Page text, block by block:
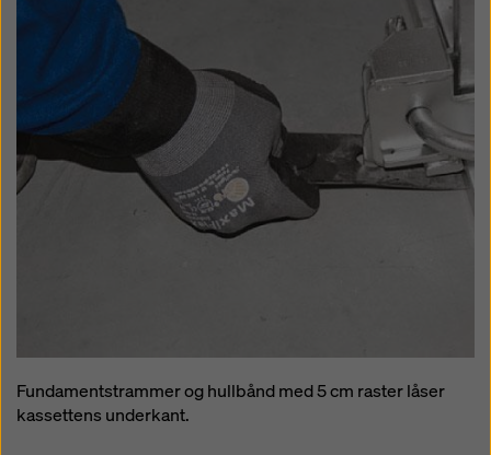
Fundamentstrammer og hullbånd med 5 cm raster låser
kassettens underkant.